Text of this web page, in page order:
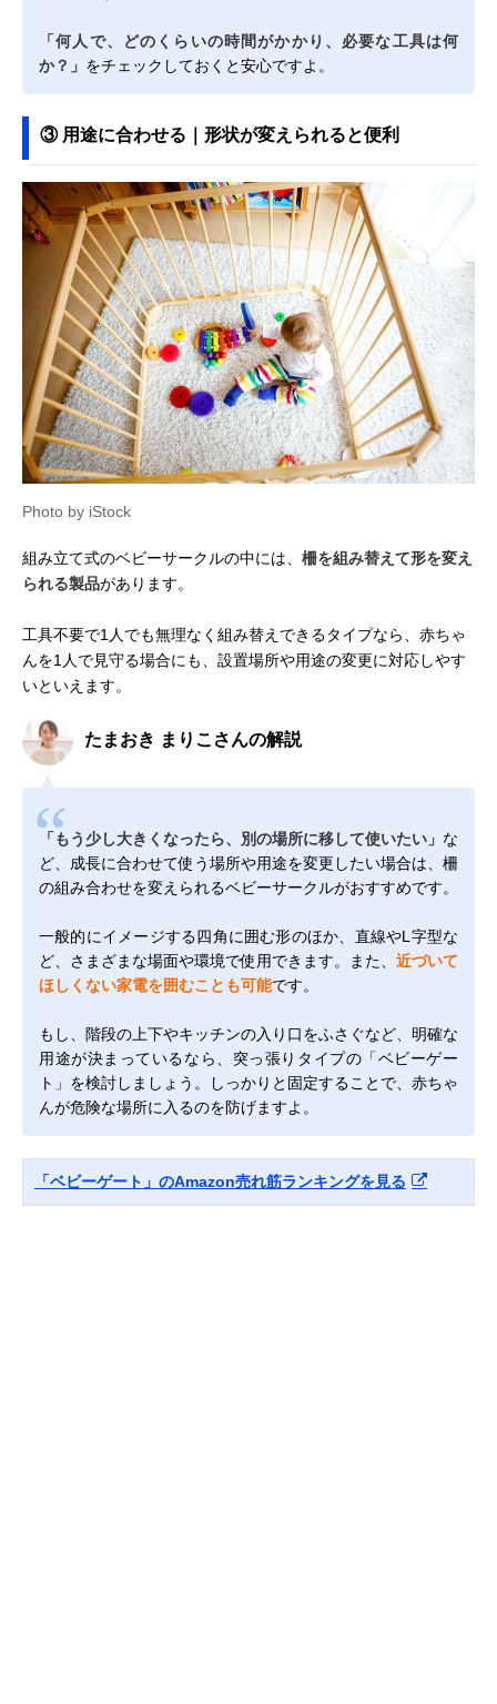
「何人で、どのくらいの時間がかかり、必要な工具は何
か？」 をチェックしておくと安心ですよ。
③ 用途に合わせる｜形状が変えられると便利
Photo by iStock
組み立て式のベビーサークルの中には、 柵を組み替えて形を変え
られる製品があります。
工具不要で1人でも無理なく組み替えできるタイプなら、赤ちゃ
んを1人で見守る場合にも、設置場所や用途の変更に対応しやす
いといえます。
たまおき まりこさんの解説
「もう少し大きくなったら、別の場所に移して使いたい」 な
ど、成長に合わせて使う場所や用途を変更したい場合は、柵
の組み合わせを変えられるベビーサークルがおすすめです。
一般的にイメージする四角に囲む形のほか、直線やL字型な
ど、さまざまな場面や環境で使用できます。また、 近づいて
ほしくない家電を囲むことも可能です。
もし、階段の上下やキッチンの入り口をふさぐなど、明確な
用途が決まっているなら、突っ張りタイプの「ベビーゲー
ト」を検討しましょう。しっかりと固定することで、赤ちゃ
んが危険な場所に入るのを防げますよ。
「ベビーゲート」のAmazon売れ筋ランキングを見る